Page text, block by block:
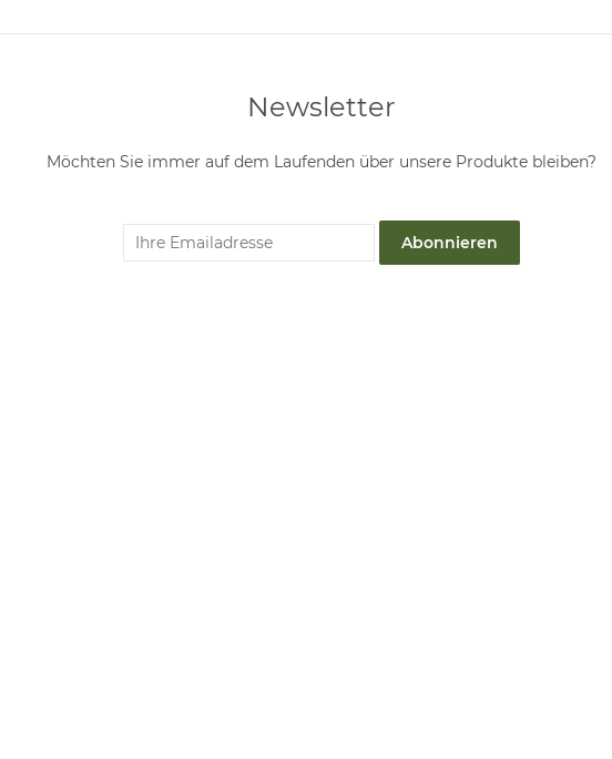
Newsletter
Möchten Sie immer auf dem Laufenden über unsere Produkte bleiben?
Abonnieren